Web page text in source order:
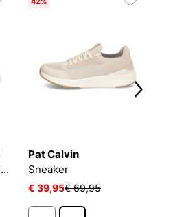
EVA RUNNER TECH RIPSTOP
Pat Calvin
Sneaker
€ 39,95€ 69,95